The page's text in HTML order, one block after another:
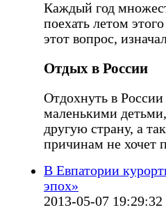
Каждый год
поехать летом
этот вопрос,
Отдых в России
Отдохнуть в
маленькими
другую страну, а
причинам не хочет
В Евпатории
эпох»
2013-05-07 19:29:32